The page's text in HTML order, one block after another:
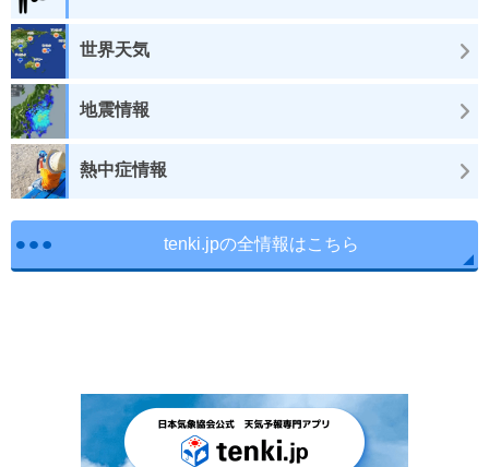
世界天気
地震情報
熱中症情報
tenki.jpの全情報はこちら